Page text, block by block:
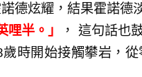
德炫耀，結果霍諾德
半。」
， 這句話也
時開始接觸攀岩，